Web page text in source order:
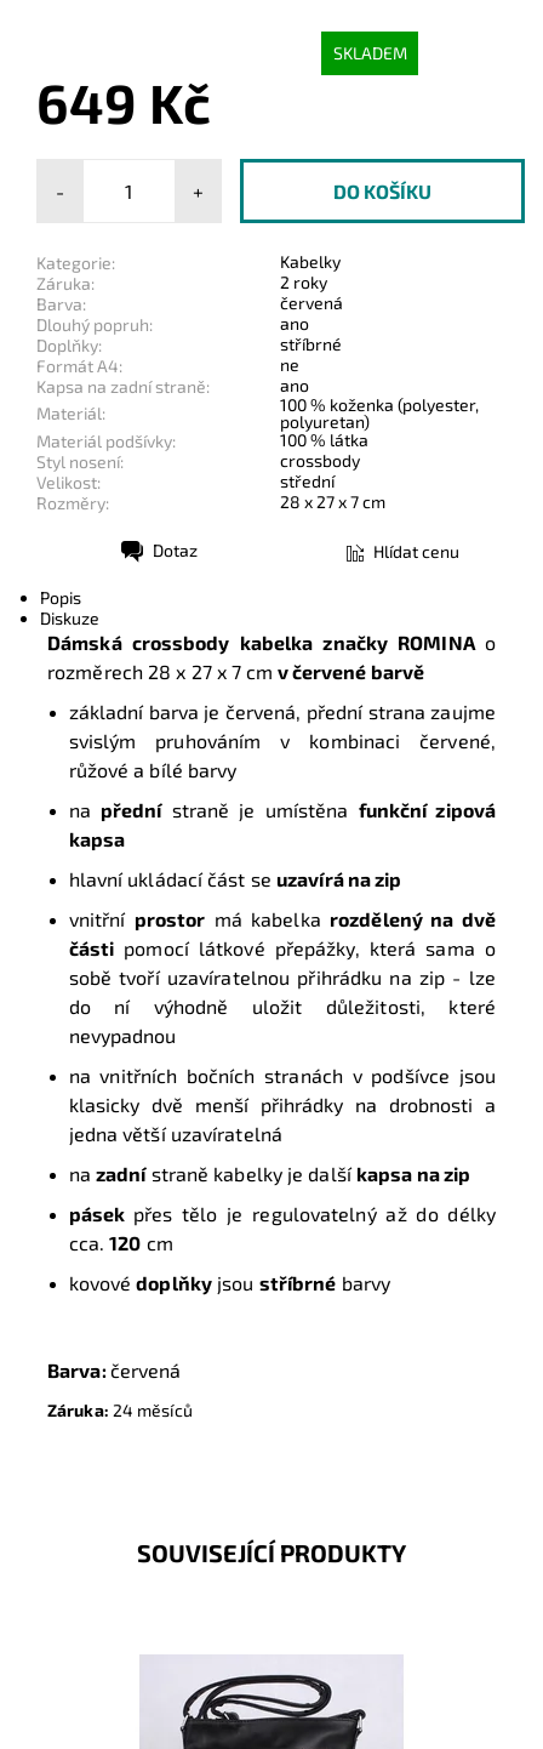
SKLADEM
649 Kč
- +
Kategorie:
Kabelky
Záruka:
2 roky
Barva:
červená
Dlouhý popruh:
ano
Doplňky:
stříbrné
Formát A4:
ne
Kapsa na zadní straně:
ano
Materiál:
100 % koženka (polyester,
polyuretan)
Materiál podšívky:
100 % látka
Styl nosení:
crossbody
Velikost:
střední
Rozměry:
28 x 27 x 7 cm
Dotaz Hlídat cenu
Popis
Diskuze
Dámská crossbody kabelka značky ROMINA o
rozměrech 28 x 27 x 7 cm v červené barvě
základní barva je červená, přední strana zaujme
svislým pruhováním v kombinaci červené,
růžové a bílé barvy
na přednístraně je umístěna funkční zipová
kapsa
hlavní ukládací část se uzavírá na zip
vnitřní prostor má kabelka rozdělený na dvě
části pomocí látkové přepážky, která sama o
sobě tvoří uzavíratelnou přihrádku na zip - lze
do ní výhodně uložit důležitosti, které
nevypadnou
na vnitřních bočních stranách v podšívce jsou
klasicky dvě menší přihrádky na drobnosti a
jedna větší uzavíratelná
na zadnístraně kabelky je další kapsa na zip
pásek přes tělo je regulovatelný až do délky
cca.120 cm
kovovédoplňky jsou stříbrné barvy
Barva:červená
Záruka: 24 měsíců
SOUVISEJÍCÍ PRODUKTY
Středně velká vícebarevná crossbody kabelka značky
ROMINA & CO je super řešena a díky tomu se stane...